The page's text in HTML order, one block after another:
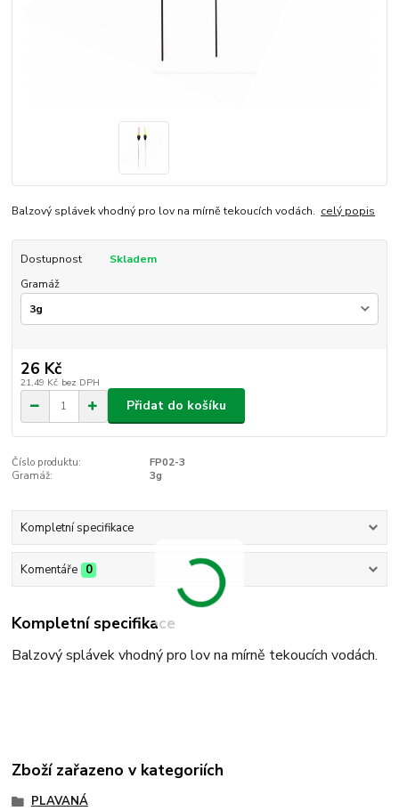
Balzový splávek vhodný pro lov na mírně tekoucích vodách. celý popis
Dostupnost
Skladem
Gramáž
26 Kč
21,49 Kč bez DPH
Přidat do košíku
Číslo produktu:
FP02-3
Gramáž:
3g
Kompletní specifikace
Komentáře 0
Kompletní specifikace
Balzový splávek vhodný pro lov na mírně tekoucích vodách.
Zboží zařazeno v kategoriích
PLAVANÁ